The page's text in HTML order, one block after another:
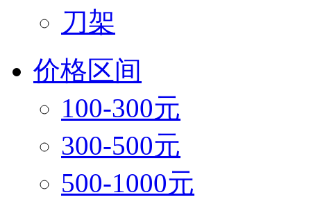
刀架
价格区间
100-300元
300-500元
500-1000元